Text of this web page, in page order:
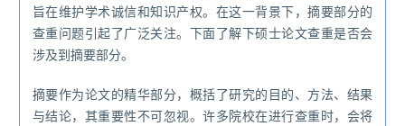
旨在维护学术诚信和知识产权。在这一背景下，摘要部分的
查重问题引起了广泛关注。下面了解下硕士论文查重是否会
涉及到摘要部分。
摘要作为论文的精华部分，概括了研究的目的、方法、结果
与结论，其重要性不可忽视。许多院校在进行查重时，会将